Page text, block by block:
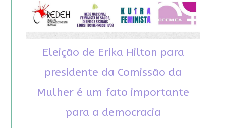
Eleição de Erika Hilton para
presidente da Comissão da
Mulher é um fato importante
para a democracia